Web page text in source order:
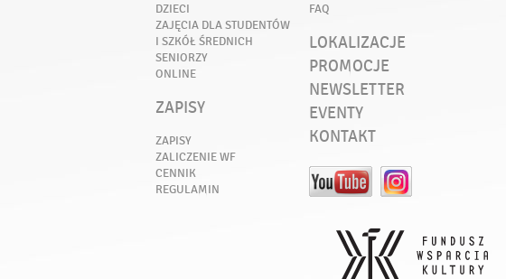
DZIECI
ZAJĘCIA DLA STUDENTÓW
I SZKÓŁ ŚREDNICH
SENIORZY
ONLINE
ZAPISY
ZAPISY
ZALICZENIE WF
CENNIK
REGULAMIN
FAQ
LOKALIZACJE
PROMOCJE
NEWSLETTER
EVENTY
KONTAKT